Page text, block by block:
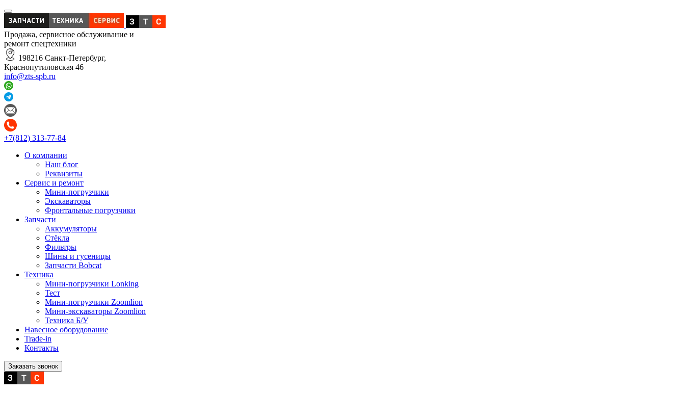
Продажа, сервисное обслуживание и
ремонт спецтехники
198216 Санкт-Петербург,
Краснопутиловская 46
info@zts-spb.ru
+7(812) 313-77-84
О компании
Наш блог
Реквизиты
Сервис и ремонт
Мини-погрузчики
Экскаваторы
Фронтальные погрузчики
Запчасти
Аккумуляторы
Стёкла
Фильтры
Шины и гусеницы
Запчасти Bobcat
Техника
Мини-погрузчики Lonking
Тест
Мини-погрузчики Zoomlion
Мини-экскаваторы Zoomlion
Техника Б/У
Навесное оборудование
Trade-in
Контакты
Заказать звонок